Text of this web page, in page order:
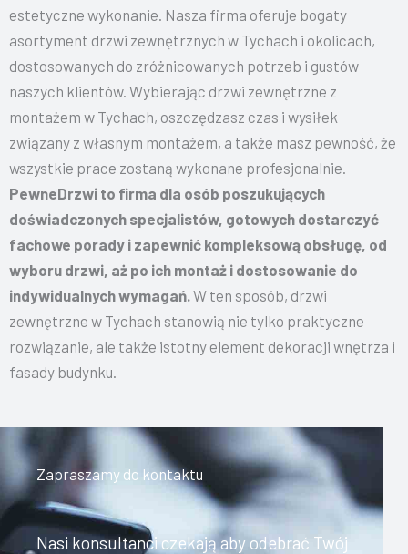
estetyczne wykonanie. Nasza firma oferuje bogaty
asortyment drzwi zewnętrznych w Tychach i okolicach,
dostosowanych do zróżnicowanych potrzeb i gustów
naszych klientów. Wybierając drzwi zewnętrzne z
montażem w Tychach, oszczędzasz czas i wysiłek
związany z własnym montażem, a także masz pewność, że
wszystkie prace zostaną wykonane profesjonalnie.
PewneDrzwi to firma dla osób poszukujących
doświadczonych specjalistów, gotowych dostarczyć
fachowe porady i zapewnić kompleksową obsługę, od
wyboru drzwi, aż po ich montaż i dostosowanie do
indywidualnych wymagań.W ten sposób, drzwi
zewnętrzne w Tychach stanowią nie tylko praktyczne
rozwiązanie, ale także istotny element dekoracji wnętrza i
fasady budynku.
Zapraszamy do kontaktu
Nasi konsultanci czekają aby odebrać Twój